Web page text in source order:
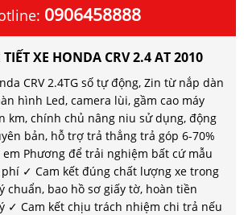
0906458888
XE HONDA CRV 2.4 AT 2010
CRV 2.4TG số tự động, Zin từ nắp dàn
hình Led, camera lùi, gầm cao máy
km, chính chủ nâng niu sử dụng, động
bản, hỗ trợ trả thẳng trả góp 6-70%
Phương để trải nghiệm bất cứ mẫu
✓ Cam kết đúng chất lượng xe trong
chuẩn, bao hồ sơ giấy tờ, hoàn tiền
✓ Cam kết chịu trách nhiệm chi trả nếu